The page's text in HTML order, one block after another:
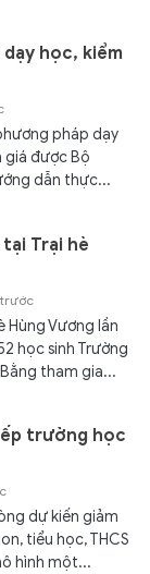
học, kiểm
pháp dạy
giá được Bộ
dẫn thực...
Trại hè
Hùng Vương lần
học sinh Trường
tham gia...
trường học
dự kiến giảm
tiểu học, THCS
hình một...